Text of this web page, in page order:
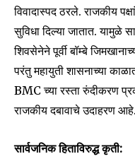
To subscribe, simply
your privacy and won't
safe with us.
विवादास्पद ठरले. राजकीय
सुविधा दिल्या जातात. यामुळे
शिवसेनेने पूर्वी बॉम्बे
परंतु महायुती शासनाच्या
BMC च्या रस्ता रुंदीकरण
राजकीय दबावाचे उदाहरण आहे.
सार्वजनिक हिताविरुद्ध कृती: